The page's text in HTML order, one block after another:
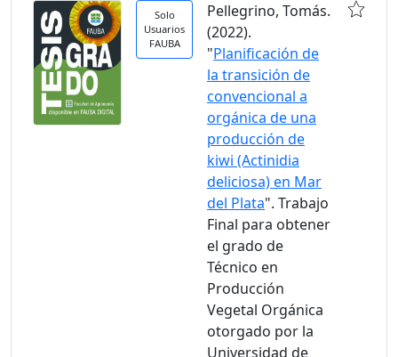
Solo
Usuarios
FAUBA
Pellegrino, Tomás.
(2022).
"Planificación de
la transición de
convencional a
orgánica de una
producción de
kiwi (Actinidia
deliciosa) en Mar
del Plata". Trabajo
Final para obtener
el grado de
Técnico en
Producción
Vegetal Orgánica
otorgado por la
Universidad de